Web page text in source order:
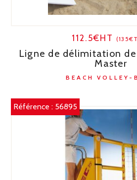
112.5€HT
Ligne de délimitation
Master
BEACH VOLLEY-
Référence : 56895